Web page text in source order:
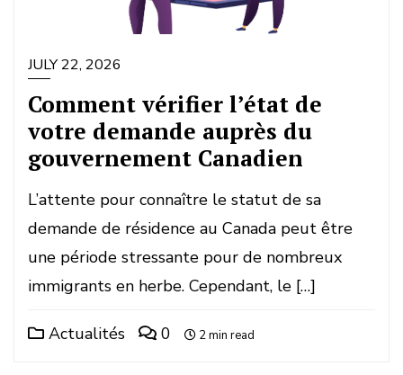
JULY 22, 2026
Comment vérifier l’état de
votre demande auprès du
gouvernement Canadien
L’attente pour connaître le statut de sa
demande de résidence au Canada peut être
une période stressante pour de nombreux
immigrants en herbe. Cependant, le […]
Actualités 0 2 min read